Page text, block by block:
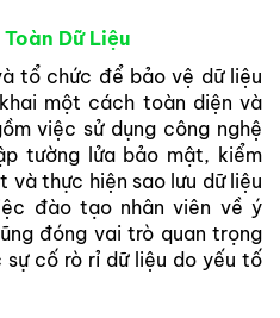
Dữ Liệu
tổ chức để bảo vệ dữ liệu
một cách toàn diện và
việc sử dụng công nghệ
tường lửa bảo mật, kiểm
thực hiện sao lưu dữ liệu
đào tạo nhân viên về ý
đóng vai trò quan trọng
cố rò rỉ dữ liệu do yếu tố